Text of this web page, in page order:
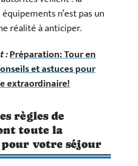
n’est pas un
réalité à anticiper.
:Préparation: Tour en
et astuces pour
extraordinaire!
règles de
toute la
votre séjour